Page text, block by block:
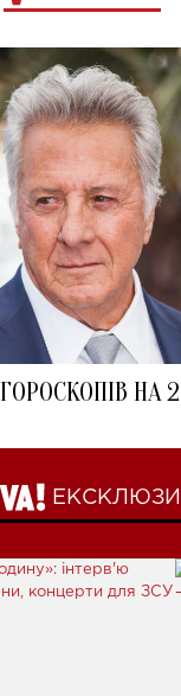
НА